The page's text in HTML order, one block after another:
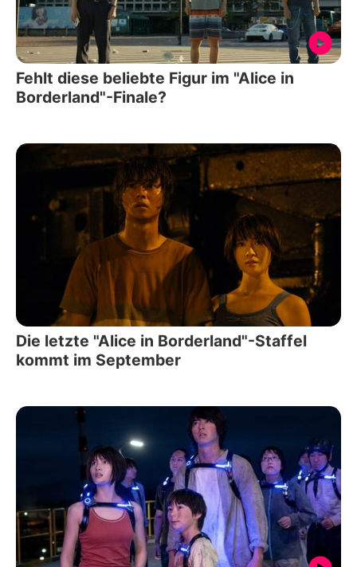
Fehlt diese beliebte Figur im "Alice in
Borderland"-Finale?
Die letzte "Alice in Borderland"-Staffel
kommt im September